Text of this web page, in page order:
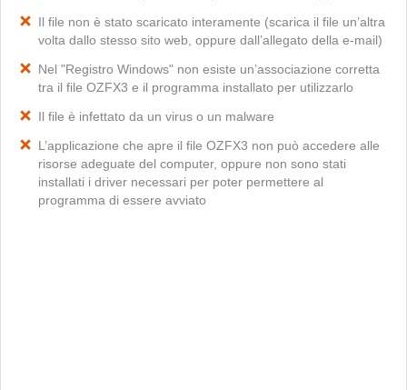
Il file non è stato scaricato interamente (scarica il file un’altra
volta dallo stesso sito web, oppure dall’allegato della e-mail)
Nel "Registro Windows" non esiste un’associazione corretta
tra il file OZFX3 e il programma installato per utilizzarlo
Il file è infettato da un virus o un malware
L’applicazione che apre il file OZFX3 non può accedere alle
risorse adeguate del computer, oppure non sono stati
installati i driver necessari per poter permettere al
programma di essere avviato